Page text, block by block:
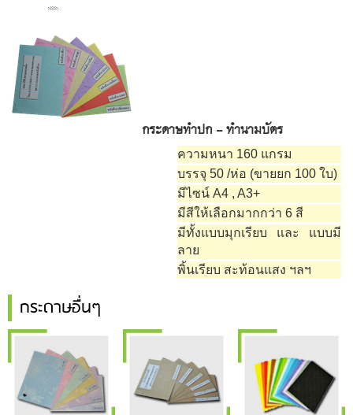
กระดาษทำปก - ทำนามบัตร
ความหนา 160 แกรม
บรรจุ 50 /ห่อ (ขายยก 100 ใบ)
มีไซน์ A4 , A3+
มีสีให้เลือกมากกว่า 6 สี
มีทั้งแบบมุกเรียบ และ แบบมี
ลาย
พิ้นเรียบ สะท้อนแสง ฯลฯ
กระดาษอื่นๆ